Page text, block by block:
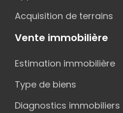
Acquisition de terrains
Vente immobilière
Estimation immobilière
Type de biens
Diagnostics immobiliers